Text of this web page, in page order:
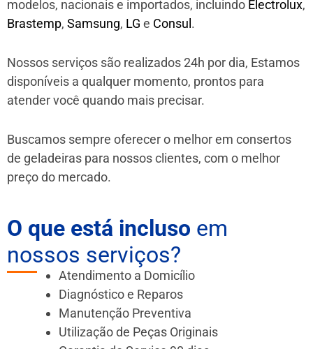
modelos, nacionais e importados, incluindo Electrolux,
Brastemp, Samsung, LG e Consul .
Nossos serviços são realizados 24h por dia, Estamos
disponíveis a qualquer momento, prontos para
atender você quando mais precisar.
Buscamos sempre oferecer o melhor em consertos
de geladeiras para nossos clientes, com o melhor
preço do mercado.
O que está incluso em
nossos serviços?
Atendimento a Domicílio
Diagnóstico e Reparos
Manutenção Preventiva
Utilização de Peças Originais